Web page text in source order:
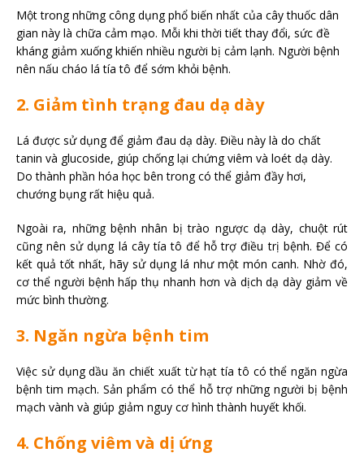
Một trong những công dụng phổ biến nhất của cây thuốc dân
gian này là chữa cảm mạo. Mỗi khi thời tiết thay đổi, sức đề
kháng giảm xuống khiến nhiều người bị cảm lạnh. Người bệnh
nên nấu cháo lá tía tô để sớm khỏi bệnh.
2. Giảm tình trạng đau dạ dày
Lá được sử dụng để giảm đau dạ dày. Điều này là do chất
tanin và glucoside, giúp chống lại chứng viêm và loét dạ dày.
Do thành phần hóa học bên trong có thể giảm đầy hơi,
chướng bụng rất hiệu quả.
Ngoài ra, những bệnh nhân bị trào ngược dạ dày, chuột rút
cũng nên sử dụng lá cây tía tô để hỗ trợ điều trị bệnh. Để có
kết quả tốt nhất, hãy sử dụng lá như một món canh. Nhờ đó,
cơ thể người bệnh hấp thụ nhanh hơn và dịch dạ dày giảm về
mức bình thường.
3. Ngăn ngừa bệnh tim
Việc sử dụng dầu ăn chiết xuất từ ​​hạt tía tô có thể ngăn ngừa
bệnh tim mạch. Sản phẩm có thể hỗ trợ những người bị bệnh
mạch vành và giúp giảm nguy cơ hình thành huyết khối.
4. Chống viêm và dị ứng